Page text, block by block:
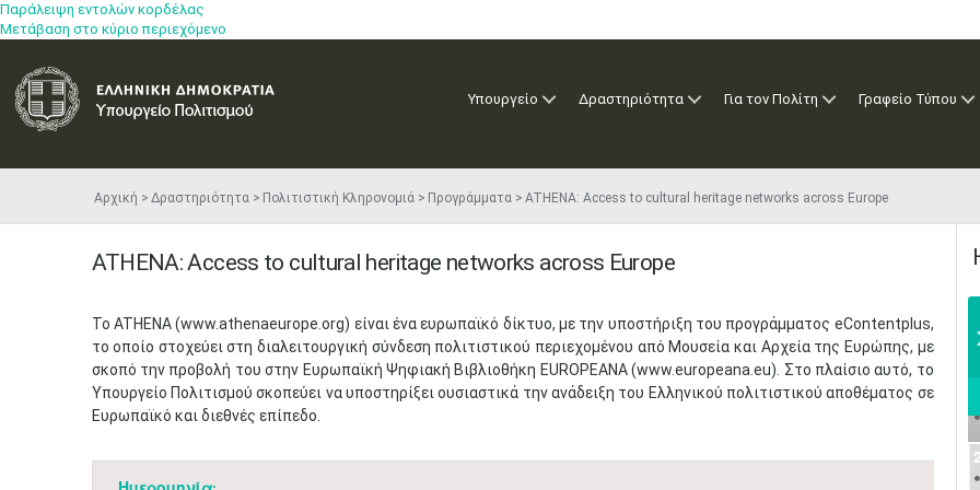
Παράλειψη εντολών κορδέλας
Μετάβαση στο κύριο περιεχόμενο
Υπουργείο Δραστηριότητα Για τον Πολίτη Γραφείο Τύπου
Αρχική Δραστηριότητα Πολιτιστική Κληρονομιά Προγράμματα ATHENA: Access to cultural heritage networks across Europe
ATHENA: Access to cultural heritage networks across Europe
Το ATHENA (www.athenaeurope.org) είναι ένα ευρωπαϊκό δίκτυο, με την υποστήριξη του προγράμματος eContentplus,
το οποίο στοχεύει στη διαλειτουργική σύνδεση πολιτιστικού περιεχομένου από Μουσεία και Αρχεία της Ευρώπης, με
σκοπό την προβολή του στην Ευρωπαϊκή Ψηφιακή Βιβλιοθήκη EUROPEANA (www.europeana.eu). Στο πλαίσιο αυτό, το
Υπουργείο Πολιτισμού σκοπεύει να υποστηρίξει ουσιαστικά την ανάδειξη του Ελληνικού πολιτιστικού αποθέματος σε
Ευρωπαϊκό και διεθνές επίπεδο.
2
•